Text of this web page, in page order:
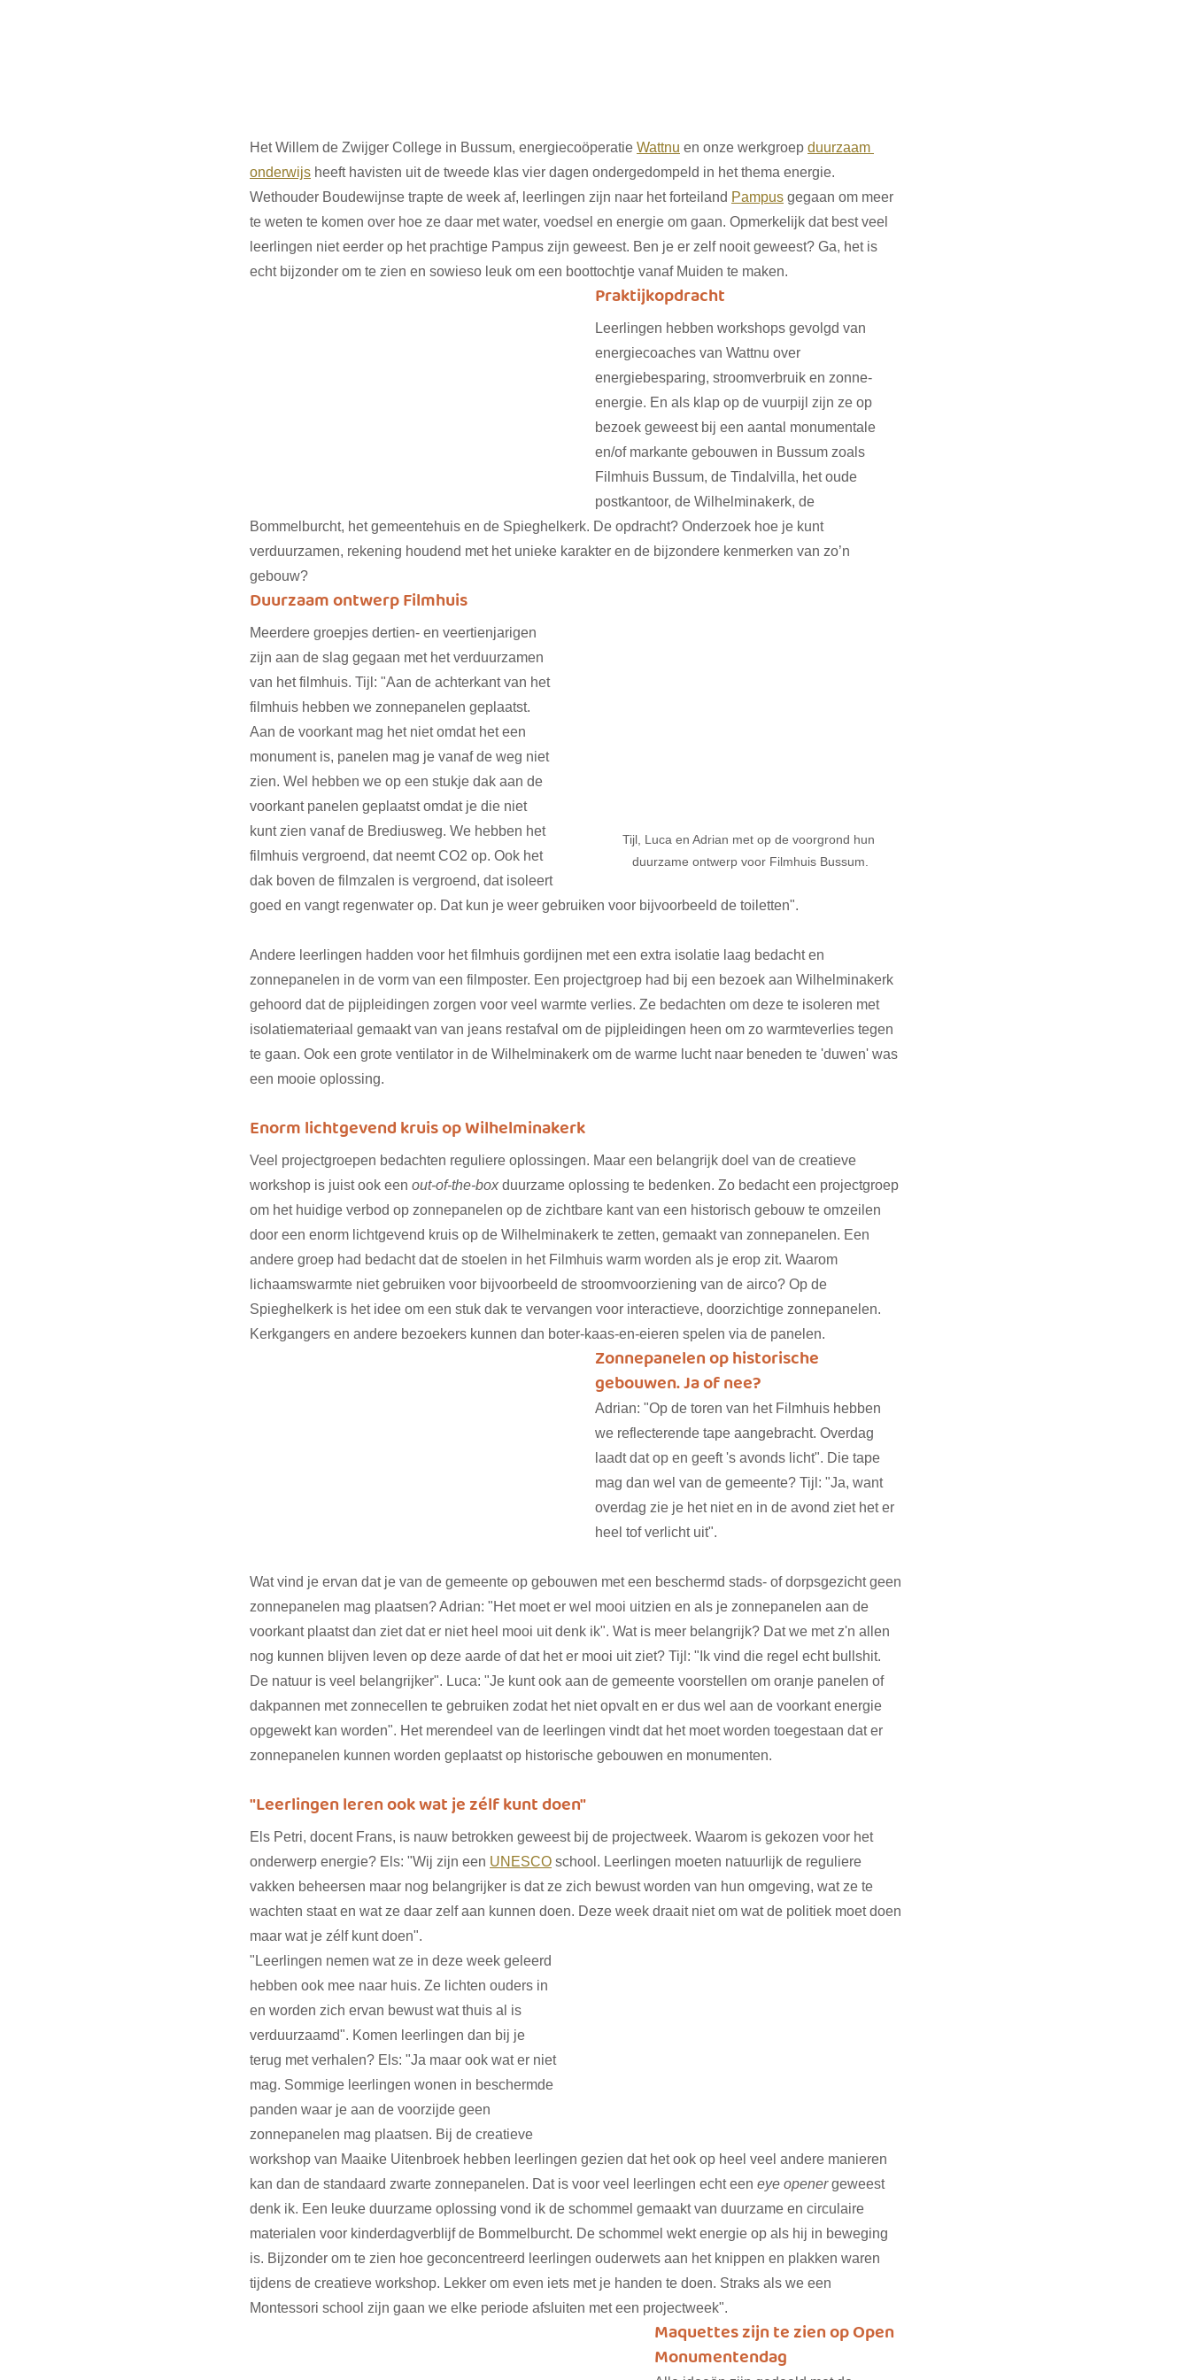
Het Willem de Zwijger College in Bussum, energiecoöperatie Wattnu en onze werkgroep duurzaam
onderwijs heeft havisten uit de tweede klas vier dagen ondergedompeld in het thema energie.
Wethouder Boudewijnse trapte de week af, leerlingen zijn naar het forteiland Pampus gegaan om meer
te weten te komen over hoe ze daar met water, voedsel en energie om gaan. Opmerkelijk dat best veel
leerlingen niet eerder op het prachtige Pampus zijn geweest. Ben je er zelf nooit geweest? Ga, het is
echt bijzonder om te zien en sowieso leuk om een boottochtje vanaf Muiden te maken.
Praktijkopdracht
Leerlingen hebben workshops gevolgd van
energiecoaches van Wattnu over
energiebesparing, stroomverbruik en zonne-
energie. En als klap op de vuurpijl zijn ze op
bezoek geweest bij een aantal monumentale
en/of markante gebouwen in Bussum zoals
Filmhuis Bussum, de Tindalvilla, het oude
postkantoor, de Wilhelminakerk, de
Bommelburcht, het gemeentehuis en de Spieghelkerk. De opdracht? Onderzoek hoe je kunt
verduurzamen, rekening houdend met het unieke karakter en de bijzondere kenmerken van zo’n
gebouw?
Tijl, Luca en Adrian met op de voorgrond hun
duurzame ontwerp voor Filmhuis Bussum.
Duurzaam ontwerp Filmhuis
Meerdere groepjes dertien- en veertienjarigen
zijn aan de slag gegaan met het verduurzamen
van het filmhuis. Tijl: "Aan de achterkant van het
filmhuis hebben we zonnepanelen geplaatst.
Aan de voorkant mag het niet omdat het een
monument is, panelen mag je vanaf de weg niet
zien. Wel hebben we op een stukje dak aan de
voorkant panelen geplaatst omdat je die niet
kunt zien vanaf de Brediusweg. We hebben het
filmhuis vergroend, dat neemt CO2 op. Ook het
dak boven de filmzalen is vergroend, dat isoleert
goed en vangt regenwater op. Dat kun je weer gebruiken voor bijvoorbeeld de toiletten".
Andere leerlingen hadden voor het filmhuis gordijnen met een extra isolatie laag bedacht en
zonnepanelen in de vorm van een filmposter. Een projectgroep had bij een bezoek aan Wilhelminakerk
gehoord dat de pijpleidingen zorgen voor veel warmte verlies. Ze bedachten om deze te isoleren met
isolatiemateriaal gemaakt van van jeans restafval om de pijpleidingen heen om zo warmteverlies tegen
te gaan. Ook een grote ventilator in de Wilhelminakerk om de warme lucht naar beneden te 'duwen' was
een mooie oplossing.
Enorm lichtgevend kruis op Wilhelminakerk
Veel projectgroepen bedachten reguliere oplossingen. Maar een belangrijk doel van de creatieve
workshop is juist ook een out-of-the-box duurzame oplossing te bedenken. Zo bedacht een projectgroep
om het huidige verbod op zonnepanelen op de zichtbare kant van een historisch gebouw te omzeilen
door een enorm lichtgevend kruis op de Wilhelminakerk te zetten, gemaakt van zonnepanelen. Een
andere groep had bedacht dat de stoelen in het Filmhuis warm worden als je erop zit. Waarom
lichaamswarmte niet gebruiken voor bijvoorbeeld de stroomvoorziening van de airco? Op de
Spieghelkerk is het idee om een stuk dak te vervangen voor interactieve, doorzichtige zonnepanelen.
Kerkgangers en andere bezoekers kunnen dan boter-kaas-en-eieren spelen via de panelen.
Zonnepanelen op historische
gebouwen. Ja of nee?
Adrian: "Op de toren van het Filmhuis hebben
we reflecterende tape aangebracht. Overdag
laadt dat op en geeft 's avonds licht". Die tape
mag dan wel van de gemeente? Tijl: "Ja, want
overdag zie je het niet en in de avond ziet het er
heel tof verlicht uit".
Wat vind je ervan dat je van de gemeente op gebouwen met een beschermd stads- of dorpsgezicht geen
zonnepanelen mag plaatsen? Adrian: "Het moet er wel mooi uitzien en als je zonnepanelen aan de
voorkant plaatst dan ziet dat er niet heel mooi uit denk ik". Wat is meer belangrijk? Dat we met z'n allen
nog kunnen blijven leven op deze aarde of dat het er mooi uit ziet? Tijl: "Ik vind die regel echt bullshit.
De natuur is veel belangrijker". Luca: "Je kunt ook aan de gemeente voorstellen om oranje panelen of
dakpannen met zonnecellen te gebruiken zodat het niet opvalt en er dus wel aan de voorkant energie
opgewekt kan worden". Het merendeel van de leerlingen vindt dat het moet worden toegestaan dat er
zonnepanelen kunnen worden geplaatst op historische gebouwen en monumenten.
"Leerlingen leren ook wat je zélf kunt doen"
Els Petri, docent Frans, is nauw betrokken geweest bij de projectweek. Waarom is gekozen voor het
onderwerp energie? Els: "Wij zijn een UNESCO school. Leerlingen moeten natuurlijk de reguliere
vakken beheersen maar nog belangrijker is dat ze zich bewust worden van hun omgeving, wat ze te
wachten staat en wat ze daar zelf aan kunnen doen. Deze week draait niet om wat de politiek moet doen
maar wat je zélf kunt doen".
"Leerlingen nemen wat ze in deze week geleerd
hebben ook mee naar huis. Ze lichten ouders in
en worden zich ervan bewust wat thuis al is
verduurzaamd". Komen leerlingen dan bij je
terug met verhalen? Els: "Ja maar ook wat er niet
mag. Sommige leerlingen wonen in beschermde
panden waar je aan de voorzijde geen
zonnepanelen mag plaatsen. Bij de creatieve
workshop van Maaike Uitenbroek hebben leerlingen gezien dat het ook op heel veel andere manieren
kan dan de standaard zwarte zonnepanelen. Dat is voor veel leerlingen echt een eye opener geweest
denk ik. Een leuke duurzame oplossing vond ik de schommel gemaakt van duurzame en circulaire
materialen voor kinderdagverblijf de Bommelburcht. De schommel wekt energie op als hij in beweging
is. Bijzonder om te zien hoe geconcentreerd leerlingen ouderwets aan het knippen en plakken waren
tijdens de creatieve workshop. Lekker om even iets met je handen te doen. Straks als we een
Montessori school zijn gaan we elke periode afsluiten met een projectweek".
Maquettes zijn te zien op Open
Monumentendag